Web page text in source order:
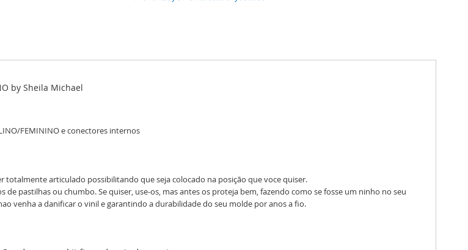
by Sheila Michael
FEMININO e conectores internos
totalmente articulado possibilitando que seja colocado na posição que voce quiser.
pastilhas ou chumbo. Se quiser, use-os, mas antes os proteja bem, fazendo como se fosse um ninho no seu
venha a danificar o vinil e garantindo a durabilidade do seu molde por anos a fio.